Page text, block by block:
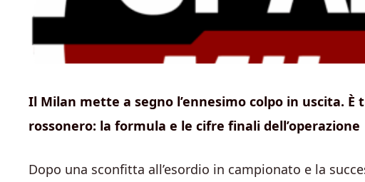
Il Milan mette a segno l’ennesimo colpo in uscita.
rossonero: la formula e le cifre finali dell’operazione
Dopo una sconfitta all’esordio in campionato e la